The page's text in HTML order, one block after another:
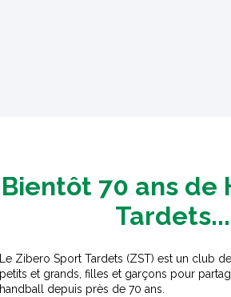
Bientôt 70 ans de
Tardets...
Zibero Sport Tardets (ZST) est un club
et grands, filles et garçons pour
depuis près de 70 ans.